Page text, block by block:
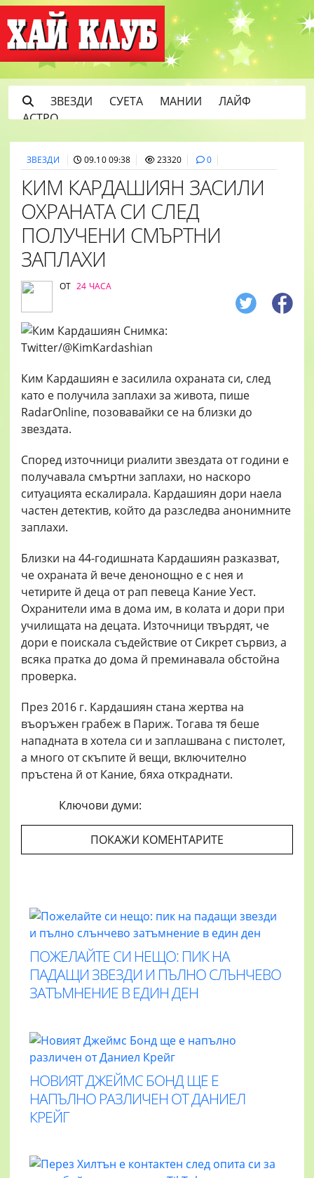
ЗВЕЗДИ СУЕТА МАНИИ
ЛАЙФ
АСТРО
ЗВЕЗДИ 09.10 09:38 23320 0
КИМ КАРДАШИЯН ЗАСИЛИ
ОХРАНАТА СИ СЛЕД
ПОЛУЧЕНИ СМЪРТНИ
ЗАПЛАХИ
ОТ 24 ЧАСА
Ким Кардашиян е засилила охраната си, след
като е получила заплахи за живота, пише
RadarOnline, позовавайки се на близки до
звездата.
Според източници риалити звездата от години е
получавала смъртни заплахи, но наскоро
ситуацията ескалирала. Кардашиян дори наела
частен детектив, който да разследва анонимните
заплахи.
Близки на 44-годишната Кардашиян разказват,
че охраната й вече денонощно е с нея и
четирите й деца от рап певеца Кание Уест.
Охранители има в дома им, в колата и дори при
училищата на децата. Източници твърдят, че
дори е поискала съдействие от Сикрет сървиз, а
всяка пратка до дома й преминавала обстойна
проверка.
През 2016 г. Кардашиян стана жертва на
въоръжен грабеж в Париж. Тогава тя беше
нападната в хотела си и заплашвана с пистолет,
а много от скъпите й вещи, включително
пръстена й от Кание, бяха откраднати.
Ключови думи:
ПОКАЖИ КОМЕНТАРИТЕ
ПОЖЕЛАЙТЕ СИ НЕЩО: ПИК НА
ПАДАЩИ ЗВЕЗДИ И ПЪЛНО СЛЪНЧЕВО
ЗАТЪМНЕНИЕ В ЕДИН ДЕН
НОВИЯТ ДЖЕЙМС БОНД ЩЕ Е
НАПЪЛНО РАЗЛИЧЕН ОТ ДАНИЕЛ
КРЕЙГ